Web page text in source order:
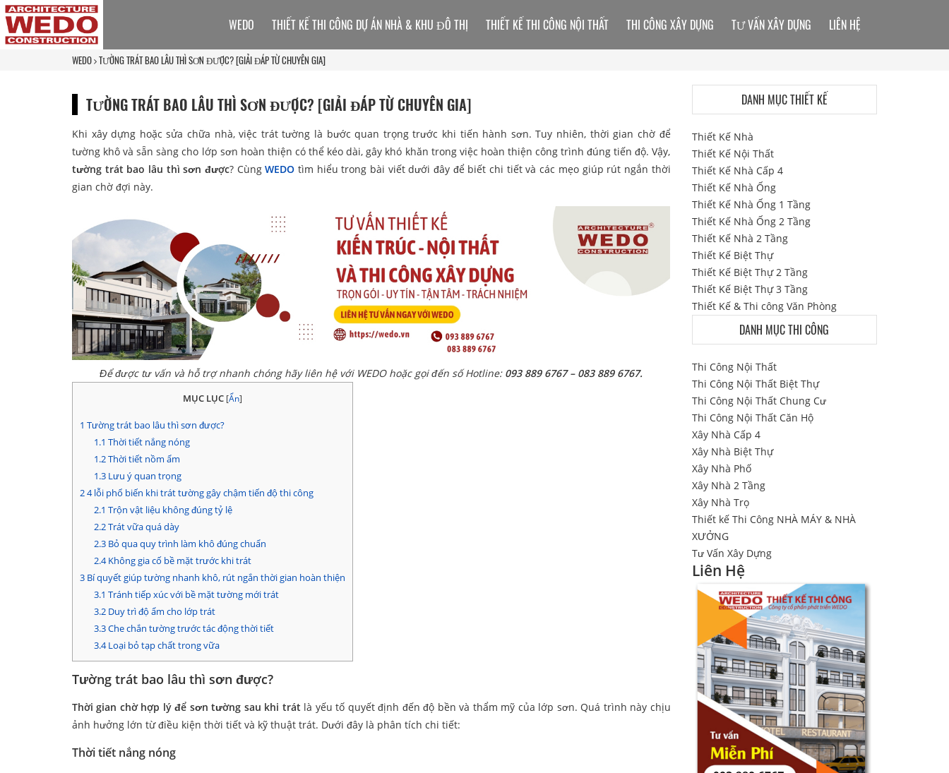
WEDO TƯỜNG TRÁT BAO LÂU THÌ SƠN ĐƯỢC? [GIẢI ĐÁP TỪ CHUYÊN GIA]
TƯỜNG TRÁT BAO LÂU THÌ SƠN ĐƯỢC? [GIẢI ĐÁP TỪ CHUYÊN GIA]
Khi xây dựng hoặc sửa chữa nhà, việc trát tường là bước quan trọng trước khi tiến hành sơn. Tuy nhiên, thời gian chờ để
tường khô và sẵn sàng cho lớp sơn hoàn thiện có thể kéo dài, gây khó khăn trong việc hoàn thiện công trình đúng tiến độ. Vậy,
tường trát bao lâu thì sơn được? CùngWEDO tìm hiểu trong bài viết dưới đây để biết chi tiết và các mẹo giúp rút ngắn thời
gian chờ đợi này.
Để được tư vấn và hỗ trợ nhanh chóng hãy liên hệ với WEDO hoặc gọi đến số Hotline: 093 889 6767 – 083 889 6767.
MỤC LỤC [Ẩn]
1 Tường trát bao lâu thì sơn được?
1.1 Thời tiết nắng nóng
1.2Thời tiết nồm ẩm
1.3Lưu ý quan trọng
24 lỗi phổ biến khi trát tường gây chậm tiến độ thi công
2.1 Trộn vật liệu không đúng tỷ lệ
2.2Trát vữa quá dày
2.3Bỏ qua quy trình làm khô đúng chuẩn
2.4Không gia cố bề mặt trước khi trát
3 Bí quyết giúp tường nhanh khô, rút ngắn thời gian hoàn thiện
3.1 Tránh tiếp xúc với bề mặt tường mới trát
3.2Duy trì độ ẩm cho lớp trát
3.3Che chắn tường trước tác động thời tiết
3.4Loại bỏ tạp chất trong vữa
Tường trát bao lâu thì sơn được?
Thời gian chờ hợp lý để sơn tường sau khi trát là yếu tố quyết định đến độ bền và thẩm mỹ của lớp sơn. Quá trình này chịu
ảnh hưởng lớn từ điều kiện thời tiết và kỹ thuật trát. Dưới đây là phân tích chi tiết:
Thời tiết nắng nóng
WEDO THIẾT KẾ THI CÔNG DỰ ÁN NHÀ & KHU ĐÔ THỊ THIẾT KẾ THI CÔNG NỘI THẤT THI CÔNG XÂY DỰNG TƯ VẤN XÂY DỰNG LIÊN HỆ
DANH MỤC THIẾT KẾ
Thiết Kế Nhà
Thiết Kế Nội Thất
Thiết Kế Nhà Cấp 4
Thiết Kế Nhà Ống
Thiết Kế Nhà Ống 1 Tầng
Thiết Kế Nhà Ống 2 Tầng
Thiết Kế Nhà 2 Tầng
Thiết Kế Biệt Thự
Thiết Kế Biệt Thự 2 Tầng
Thiết Kế Biệt Thự 3 Tầng
Thiết Kế & Thi công Văn Phòng
DANH MỤC THI CÔNG
Thi Công Nội Thất
Thi Công Nội Thất Biệt Thự
Thi Công Nội Thất Chung Cư
Thi Công Nội Thất Căn Hộ
Xây Nhà Cấp 4
Xây Nhà Biệt Thự
Xây Nhà Phố
Xây Nhà 2 Tầng
Xây Nhà Trọ
Thiết kế Thi Công NHÀ MÁY & NHÀ
XƯỞNG
Tư Vấn Xây Dựng
Liên Hệ